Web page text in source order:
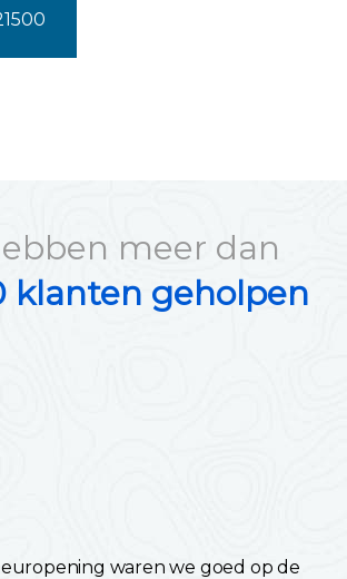
meer dan
klanten geholpen
waren we goed op de